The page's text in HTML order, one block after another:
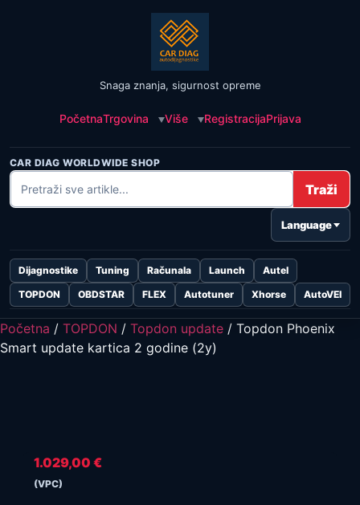
Snaga znanja, sigurnost opreme
PočetnaTrgovina Više RegistracijaPrijava
CAR DIAG WORLDWIDE SHOP
Traži
Language
Dijagnostike Tuning Računala Launch
Autel
TOPDON
OBDSTAR FLEX Autotuner Xhorse AutoVEI
Početna / TOPDON / Topdon update / Topdon Phoenix
Smart update kartica 2 godine (2y)
1.029,00 €
(VPC)